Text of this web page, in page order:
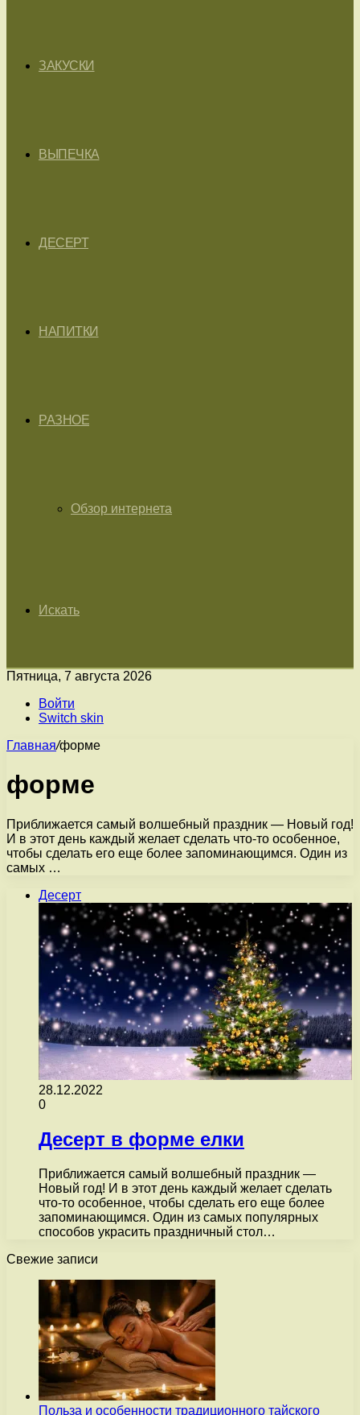
ЗАКУСКИ
ВЫПЕЧКА
ДЕСЕРТ
НАПИТКИ
РАЗНОЕ
Обзор интернета
Искать
Пятница, 7 августа 2026
Войти
Switch skin
Главная/форме
форме
Приближается самый волшебный праздник — Новый год!
И в этот день каждый желает сделать что-то особенное,
чтобы сделать его еще более запоминающимся. Один из
самых …
Десерт
28.12.2022
0
Десерт в форме елки
Приближается самый волшебный праздник —
Новый год! И в этот день каждый желает сделать
что-то особенное, чтобы сделать его еще более
запоминающимся. Один из самых популярных
способов украсить праздничный стол…
Свежие записи
Польза и особенности традиционного тайского